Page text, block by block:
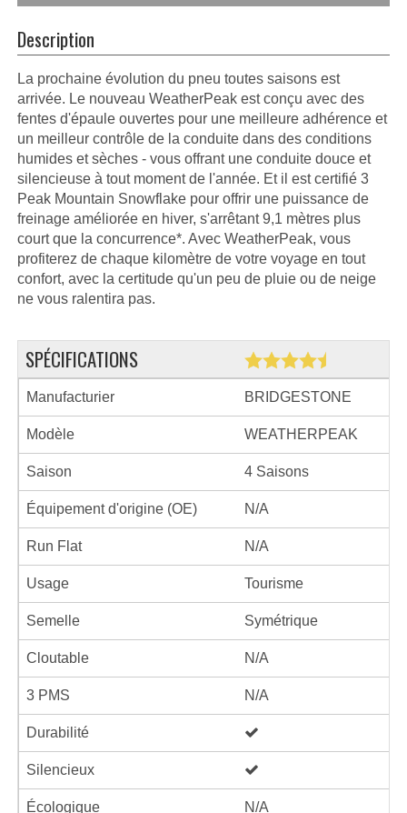
Description
La prochaine évolution du pneu toutes saisons est
arrivée. Le nouveau WeatherPeak est conçu avec des
fentes d'épaule ouvertes pour une meilleure adhérence et
un meilleur contrôle de la conduite dans des conditions
humides et sèches - vous offrant une conduite douce et
silencieuse à tout moment de l'année. Et il est certifié 3
Peak Mountain Snowflake pour offrir une puissance de
freinage améliorée en hiver, s'arrêtant 9,1 mètres plus
court que la concurrence*. Avec WeatherPeak, vous
profiterez de chaque kilomètre de votre voyage en tout
confort, avec la certitude qu'un peu de pluie ou de neige
ne vous ralentira pas.
SPÉCIFICATIONS
Manufacturier BRIDGESTONE
Modèle WEATHERPEAK
Saison 4 Saisons
Équipement d'origine (OE) N/A
Run Flat N/A
Usage Tourisme
Semelle Symétrique
Cloutable N/A
3 PMS N/A
Durabilité
Silencieux
Écologique N/A